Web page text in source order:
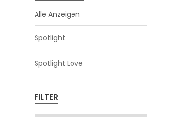
Alle Anzeigen
Spotlight
Spotlight Love
FILTER